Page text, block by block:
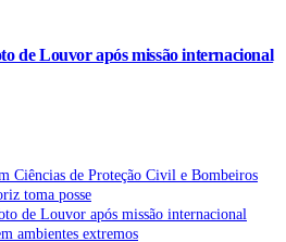
de Louvor após missão internacional
Ciências de Proteção Civil e Bombeiros
toma posse
de Louvor após missão internacional
ambientes extremos